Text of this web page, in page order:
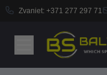
Zvaniet: +371 277 297 71